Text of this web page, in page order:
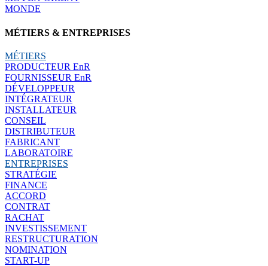
MONDE
MÉTIERS & ENTREPRISES
MÉTIERS
PRODUCTEUR EnR
FOURNISSEUR EnR
DÉVELOPPEUR
INTÉGRATEUR
INSTALLATEUR
CONSEIL
DISTRIBUTEUR
FABRICANT
LABORATOIRE
ENTREPRISES
STRATÉGIE
FINANCE
ACCORD
CONTRAT
RACHAT
INVESTISSEMENT
RESTRUCTURATION
NOMINATION
START-UP